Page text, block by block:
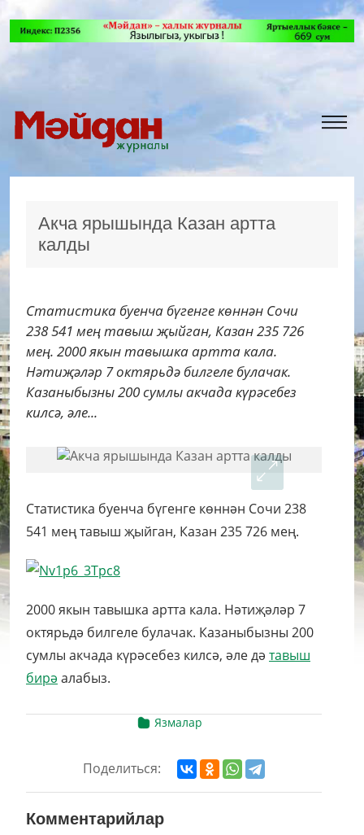
Акча ярышында Казан артта
калды
Статистика буенча бүгенге көннән Сочи
238 541 мең тавыш җыйган, Казан 235 726
мең. 2000 якын тавышка артта кала.
Нәтиҗәләр 7 октярьдә билгеле булачак.
Казаныбызны 200 сумлы акчада күрәсебез
килсә, әле...
Статистика буенча бүгенге көннән Сочи 238
541 мең тавыш җыйган, Казан 235 726 мең.
2000 якын тавышка артта кала. Нәтиҗәләр 7
октярьдә билгеле булачак. Казаныбызны 200
сумлы акчада күрәсебез килсә, әле дә тавыш
бирә алабыз.
Язмалар
Поделиться:
Комментарийлар